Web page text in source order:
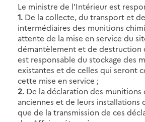
Le ministre de l'Intérieur est
1. De la collecte, du transport et
intermédiaires des munitions
attente de la mise en service du
démantèlement et de destruction
est responsable du stockage des
existantes et de celles qui seront
cette mise en service ;
2. De la déclaration des munitions
anciennes et de leurs installations
que de la transmission de ces